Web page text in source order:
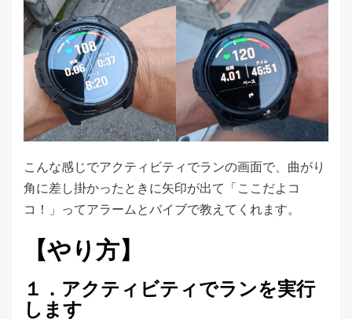
こんな感じでアクティビティでランの画面で、曲がり
角に差し掛かったときに矢印が出て「ここだよコ
コ！」ってアラームとバイブで教えてくれます。
【やり方】
１．アクティビティでランを実行
します